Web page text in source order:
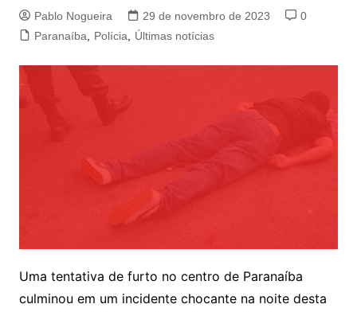
Pablo Nogueira 29 de novembro de 2023
0
Paranaíba
Polícia Últimas notícias
Uma tentativa de furto no centro de Paranaíba
culminou em um incidente chocante na noite desta